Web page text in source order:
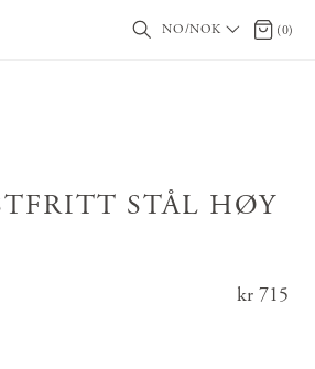
NO/NOK 0 (0)
STÅL HØY
Pris:
kr 715